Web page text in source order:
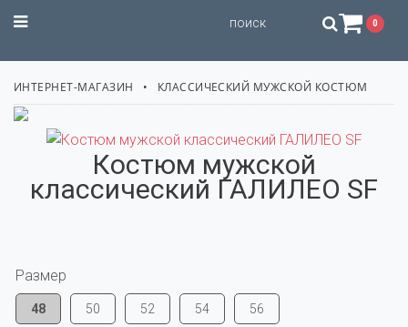
STILISSIMO 0
ИНТЕРНЕТ-МАГАЗИН КЛАССИЧЕСКИЙ МУЖСКОЙ КОСТЮМ
Костюм мужской
классический ГАЛИЛЕО SF
Размер
48 50 52 54 56